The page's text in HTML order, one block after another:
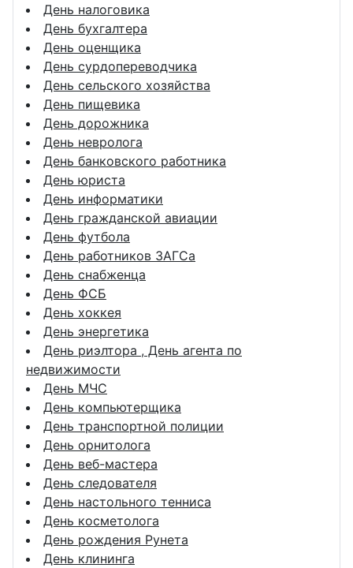
День налоговика
День бухгалтера
День оценщика
День сурдопереводчика
День сельского хозяйства
День пищевика
День дорожника
День невролога
День банковского работника
День юриста
День информатики
День гражданской авиации
День футбола
День работников ЗАГСа
День снабженца
День ФСБ
День хоккея
День энергетика
День риэлтора , День агента по
недвижимости
День МЧС
День компьютерщика
День транспортной полиции
День орнитолога
День веб-мастера
День следователя
День настольного тенниса
День косметолога
День рождения Рунета
День клининга